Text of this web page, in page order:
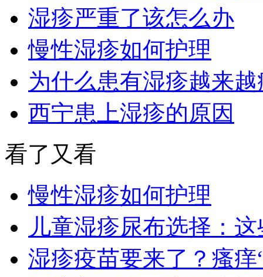
湿疹严重了该怎么办
慢性湿疹如何护理
为什么患有湿疹越来越
西宁患上湿疹的原因
看了又看
慢性湿疹如何护理
儿童湿疹尿布选择：
湿疹疫苗要来了？瘙